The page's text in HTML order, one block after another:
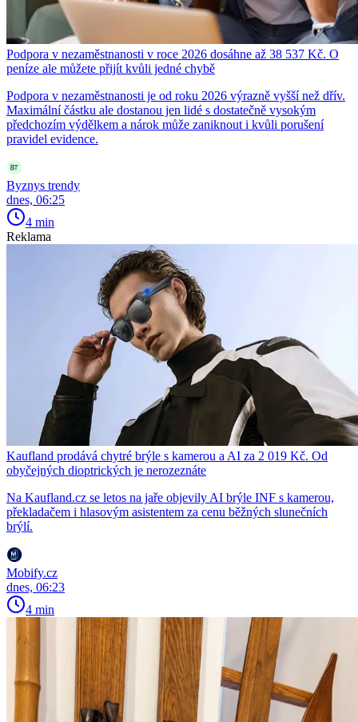
Podpora v nezaměstnanosti v roce 2026 dosáhne až 38 537 Kč. O
peníze ale můžete přijít kvůli jedné chybě
Podpora v nezaměstnanosti je od roku 2026 výrazně vyšší než dřív.
Maximální částku ale dostanou jen lidé s dostatečně vysokým
předchozím výdělkem a nárok může zaniknout i kvůli porušení
pravidel evidence.
Byznys trendy
dnes, 06:25
4 min
Reklama
Kaufland prodává chytré brýle s kamerou a AI za 2 019 Kč. Od
obyčejných dioptrických je nerozeznáte
Na Kaufland.cz se letos na jaře objevily AI brýle INF s kamerou,
překladačem i hlasovým asistentem za cenu běžných slunečních
brýlí.
Mobify.cz
dnes, 06:23
4 min